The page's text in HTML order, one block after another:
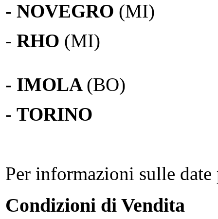
- NOVEGRO (MI)
- RHO (MI)
- IMOLA (BO)
- TORINO
Per informazioni sulle
Condizioni di Vendita